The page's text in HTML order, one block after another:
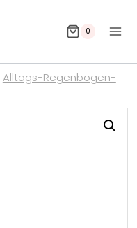
0
Alltags-Regenbogen-